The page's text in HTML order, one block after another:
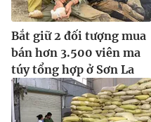
Bắt giữ 2 đối tượng mua
bán hơn 3.500 viên ma
túy tổng hợp ở Sơn La